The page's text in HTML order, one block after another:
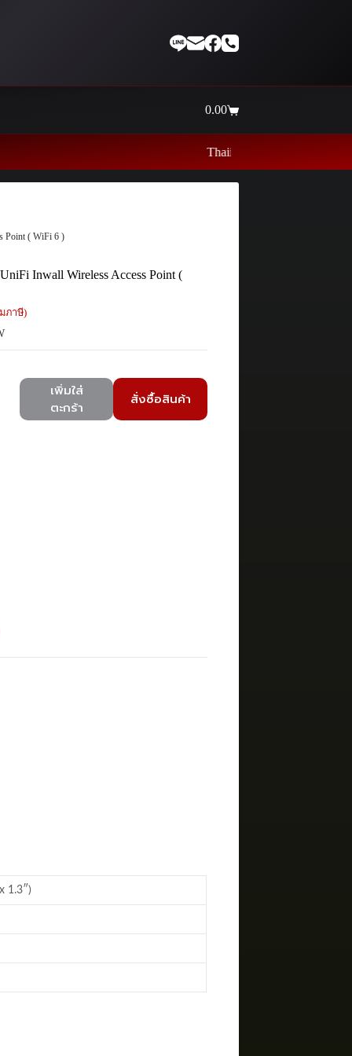
Shopping
0.00
Thaiinternetwork ศูนย์รวมอุปกรณ์เน็ตเวิ
Point ( WiFi 6 )
Inwall Wireless Access Point (
ภาษี)
เพิ่มใส่
ตะกร้า
สั่งซื้อสินค้า
1.3″)